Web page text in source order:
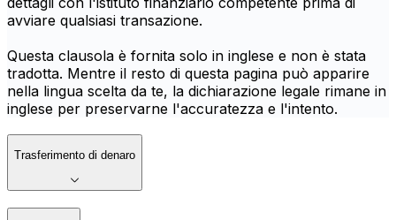
avviare qualsiasi transazione.
Questa clausola è fornita solo in inglese e non è stata
tradotta. Mentre il resto di questa pagina può apparire
nella lingua scelta da te, la dichiarazione legale rimane in
inglese per preservarne l'accuratezza e l'intento.
Trasferimento di denaro